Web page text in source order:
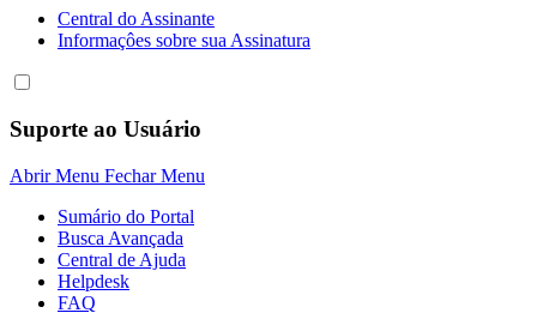
Central do Assinante
Informaçôes sobre sua Assinatura
Suporte ao Usuário
Abrir Menu Fechar Menu
Sumário do Portal
Busca Avançada
Central de Ajuda
Helpdesk
FAQ